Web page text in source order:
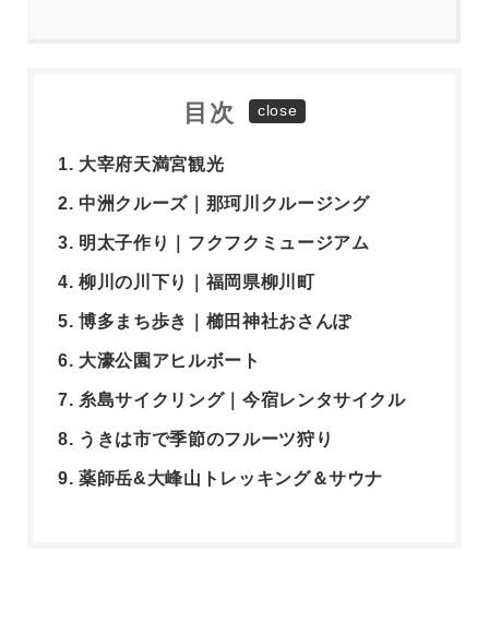
目次
1. 大宰府天満宮観光
2. 中洲クルーズ｜那珂川クルージング
3. 明太子作り｜フクフクミュージアム
4. 柳川の川下り｜福岡県柳川町
5. 博多まち歩き｜櫛田神社おさんぽ
6. 大濠公園アヒルボート
7. 糸島サイクリング｜今宿レンタサイクル
8. うきは市で季節のフルーツ狩り
9. 薬師岳&大峰山トレッキング＆サウナ